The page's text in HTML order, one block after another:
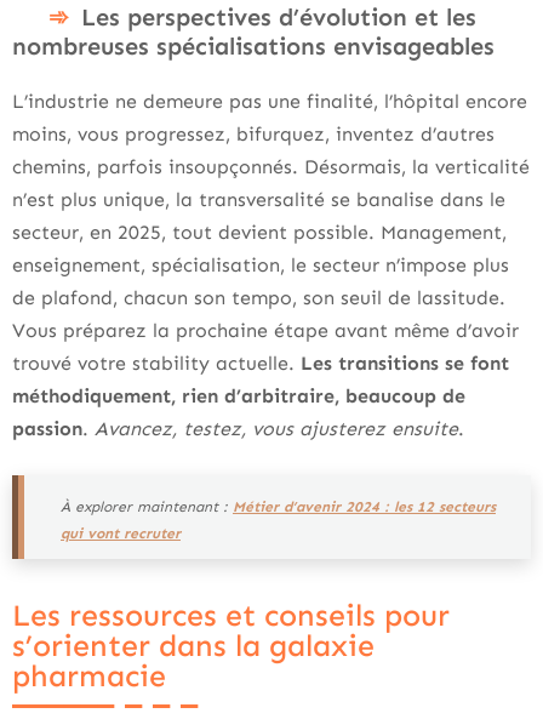
Les perspectives d’évolution et les
nombreuses spécialisations envisageables
L’industrie ne demeure pas une finalité, l’hôpital encore
moins, vous progressez, bifurquez, inventez d’autres
chemins, parfois insoupçonnés. Désormais, la verticalité
n’est plus unique, la transversalité se banalise dans le
secteur, en 2025, tout devient possible. Management,
enseignement, spécialisation, le secteur n’impose plus
de plafond, chacun son tempo, son seuil de lassitude.
Vous préparez la prochaine étape avant même d’avoir
trouvé votre stability actuelle. Les transitions se font
méthodiquement, rien d’arbitraire, beaucoup de
passion. Avancez, testez, vous ajusterez ensuite.
À explorer maintenant : Métier d’avenir 2024 : les 12 secteurs
qui vont recruter
Les ressources et conseils pour
s’orienter dans la galaxie
pharmacie